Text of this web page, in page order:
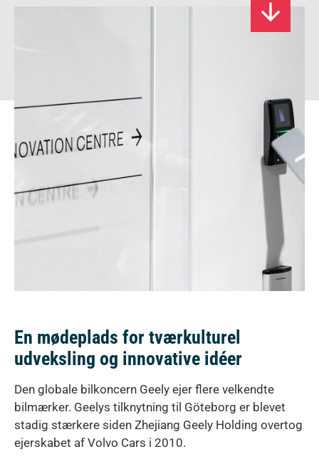
En mødeplads for tværkulturel
udveksling og innovative idéer
Den globale bilkoncern Geely ejer flere velkendte
bilmærker. Geelys tilknytning til Göteborg er blevet
stadig stærkere siden Zhejiang Geely Holding overtog
ejerskabet af Volvo Cars i 2010.